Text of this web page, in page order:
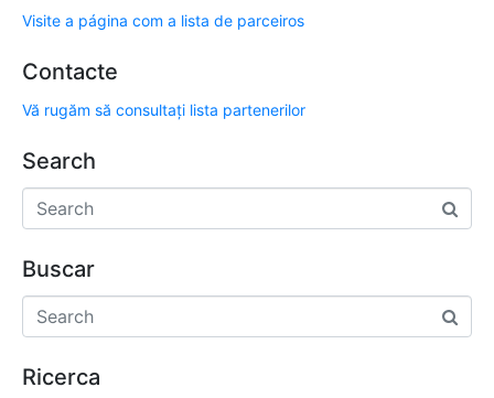
Visite a página com a lista de parceiros
Contacte
Vă rugăm să consultați lista partenerilor
Search
Buscar
Ricerca